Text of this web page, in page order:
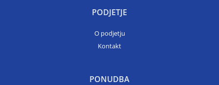
PODJETJE
O podjetju
Kontakt
PONUDBA